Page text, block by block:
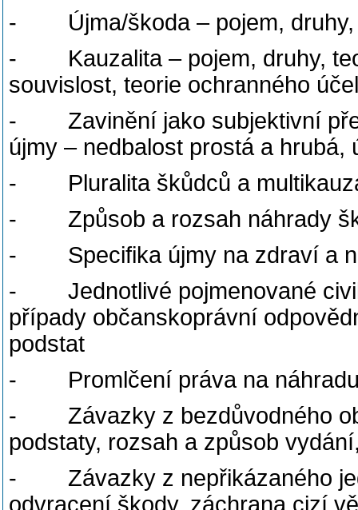
- Újma/škoda – pojem, druhy,
- Kauzalita – pojem, druhy,
souvislost, teorie ochranného
- Zavinění jako subjektivní
újmy – nedbalost prostá a
- Pluralita škůdců a
- Způsob a rozsah náhrady
- Specifika újmy na zdraví a
- Jednotlivé pojmenované
případy občanskoprávní
podstat
- Promlčení práva na náhradu
- Závazky z bezdůvodného
podstaty, rozsah a způsob
- Závazky z nepřikázaného
odvracení škody, záchrana cizí